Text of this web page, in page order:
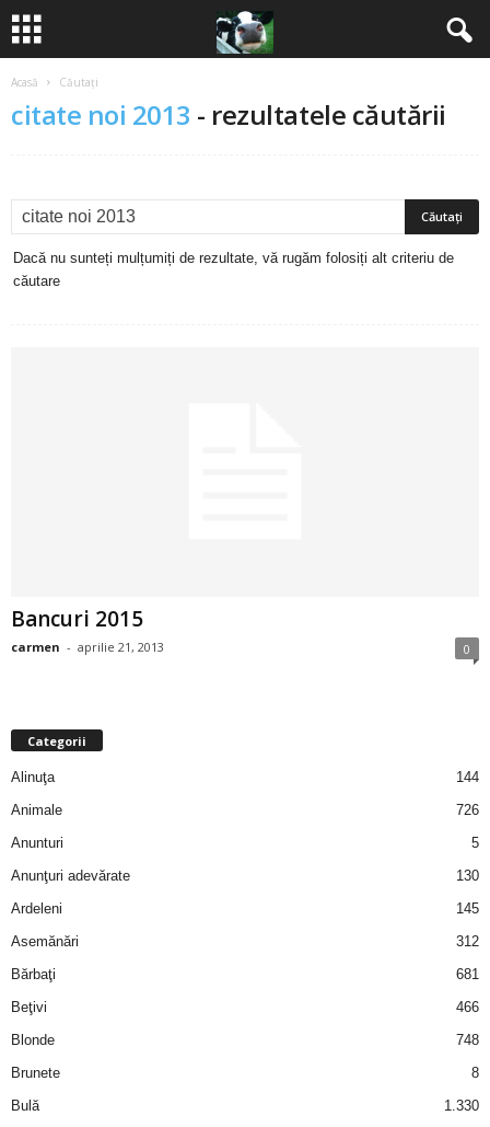
Acasă Căutați
citate noi 2013 - rezultatele căutării
Dacă nu sunteți mulțumiți de rezultate, vă rugăm folosiți alt criteriu de
căutare
Bancuri 2015
carmen - aprilie 21, 2013 0
Categorii
Alinuţa
144
Animale
726
Anunturi
5
Anunţuri adevărate
130
Ardeleni
145
Asemănări
312
Bărbaţi
681
Beţivi
466
Blonde
748
Brunete
8
Bulă
1.330